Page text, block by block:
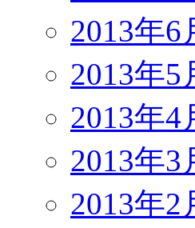
2013年6
2013年5
2013年4
2013年3
2013年2